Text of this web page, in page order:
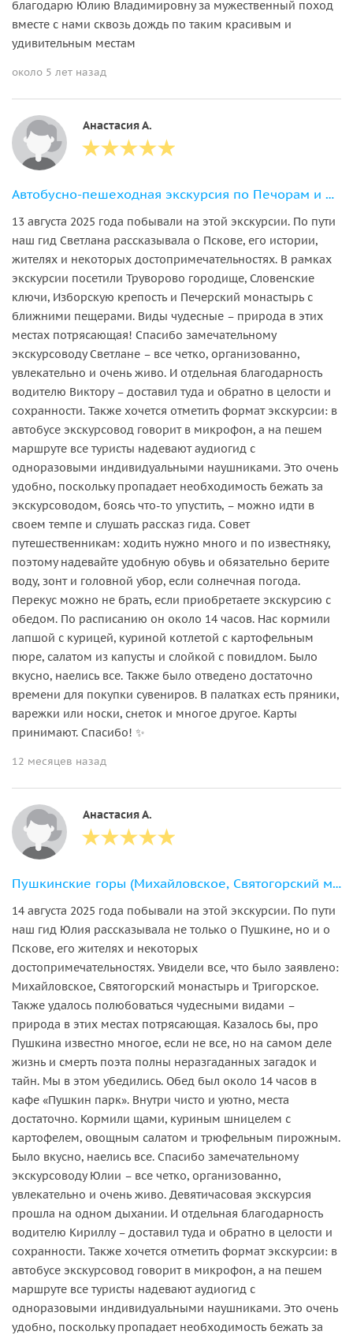
благодарю Юлию Владимировну за мужественный поход
вместе с нами сквозь дождь по таким красивым и
удивительным местам
около 5 лет назад
Анастасия А.
Автобусно-пешеходная экскурсия по Печорам и Изборску
13 августа 2025 года побывали на этой экскурсии. По пути
наш гид Светлана рассказывала о Пскове, его истории,
жителях и некоторых достопримечательностях. В рамках
экскурсии посетили Труворово городище, Словенские
ключи, Изборскую крепость и Печерский монастырь с
ближними пещерами. Виды чудесные – природа в этих
местах потрясающая! Спасибо замечательному
экскурсоводу Светлане – все четко, организованно,
увлекательно и очень живо. И отдельная благодарность
водителю Виктору – доставил туда и обратно в целости и
сохранности. Также хочется отметить формат экскурсии: в
автобусе экскурсовод говорит в микрофон, а на пешем
маршруте все туристы надевают аудиогид с
одноразовыми индивидуальными наушниками. Это очень
удобно, поскольку пропадает необходимость бежать за
экскурсоводом, боясь что-то упустить, – можно идти в
своем темпе и слушать рассказ гида. Совет
путешественникам: ходить нужно много и по известняку,
поэтому надевайте удобную обувь и обязательно берите
воду, зонт и головной убор, если солнечная погода.
Перекус можно не брать, если приобретаете экскурсию с
обедом. По расписанию он около 14 часов. Нас кормили
лапшой с курицей, куриной котлетой с картофельным
пюре, салатом из капусты и слойкой с повидлом. Было
вкусно, наелись все. Также было отведено достаточно
времени для покупки сувениров. В палатках есть пряники,
варежки или носки, снеток и многое другое. Карты
принимают. Спасибо! ✨
12 месяцев назад
Анастасия А.
Пушкинские горы (Михайловское, Святогорский монастырь, Тригорское)
14 августа 2025 года побывали на этой экскурсии. По пути
наш гид Юлия рассказывала не только о Пушкине, но и о
Пскове, его жителях и некоторых
достопримечательностях. Увидели все, что было заявлено:
Михайловское, Святогорский монастырь и Тригорское.
Также удалось полюбоваться чудесными видами –
природа в этих местах потрясающая. Казалось бы, про
Пушкина известно многое, если не все, но на самом деле
жизнь и смерть поэта полны неразгаданных загадок и
тайн. Мы в этом убедились. Обед был около 14 часов в
кафе «Пушкин парк». Внутри чисто и уютно, места
достаточно. Кормили щами, куриным шницелем с
картофелем, овощным салатом и трюфельным пирожным.
Было вкусно, наелись все. Спасибо замечательному
экскурсоводу Юлии – все четко, организованно,
увлекательно и очень живо. Девятичасовая экскурсия
прошла на одном дыхании. И отдельная благодарность
водителю Кириллу – доставил туда и обратно в целости и
сохранности. Также хочется отметить формат экскурсии: в
автобусе экскурсовод говорит в микрофон, а на пешем
маршруте все туристы надевают аудиогид с
одноразовыми индивидуальными наушниками. Это очень
удобно, поскольку пропадает необходимость бежать за